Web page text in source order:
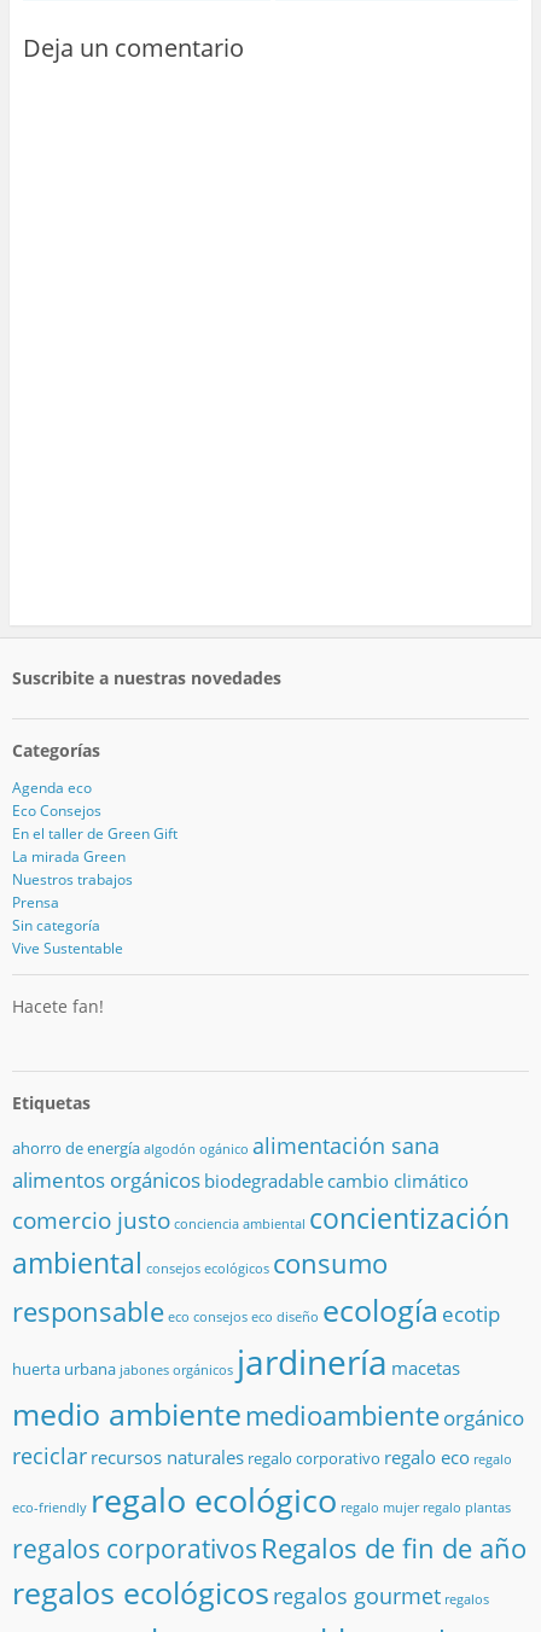
Deja un comentario
Suscribite a nuestras novedades
Categorías
Agenda eco
Eco Consejos
En el taller de Green Gift
La mirada Green
Nuestros trabajos
Prensa
Sin categoría
Vive Sustentable
Hacete fan!
Etiquetas
ahorro de energía algodón ogánico alimentación sana
alimentos orgánicos biodegradable cambio climático
comercio justo conciencia ambiental concientización
ambiental consejos ecológicos consumo
responsable eco consejos eco diseño ecología ecotip
huerta urbana jabones orgánicos jardinería macetas
medio ambientemedioambienteorgánico
reciclar recursos naturales regalo corporativo regalo eco regalo
eco-friendly regalo ecológico regalo mujer regalo plantas
regalos corporativos Regalos de fin de año
regalos ecológicos regalos gourmet regalos